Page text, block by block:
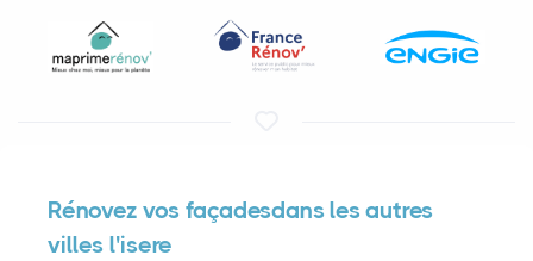
Rénovez vos façadesdans les autres
villes l'isere